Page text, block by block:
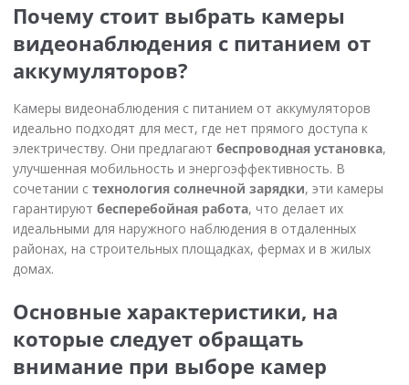
Почему стоит выбрать камеры
видеонаблюдения с питанием от
аккумуляторов?
Камеры видеонаблюдения с питанием от аккумуляторов
идеально подходят для мест, где нет прямого доступа к
электричеству. Они предлагают беспроводная установка,
улучшенная мобильность и энергоэффективность. В
сочетании с технология солнечной зарядки, эти камеры
гарантируют бесперебойная работа, что делает их
идеальными для наружного наблюдения в отдаленных
районах, на строительных площадках, фермах и в жилых
домах.
Основные характеристики, на
которые следует обращать
внимание при выборе камер